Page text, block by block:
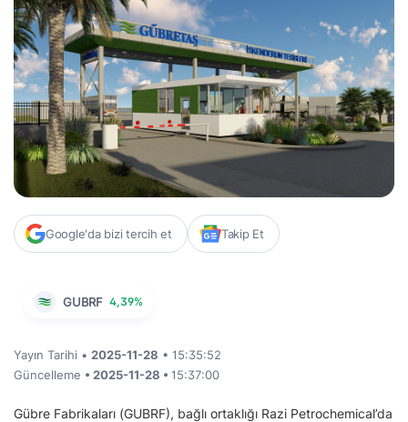
Google'da bizi tercih et Takip Et
GUBRF 4,39%
Yayın Tarihi • 2025-11-28 • 15:35:52
Güncelleme • 2025-11-28 • 15:37:00
Gübre Fabrikaları (GUBRF), bağlı ortaklığı Razi Petrochemical’da